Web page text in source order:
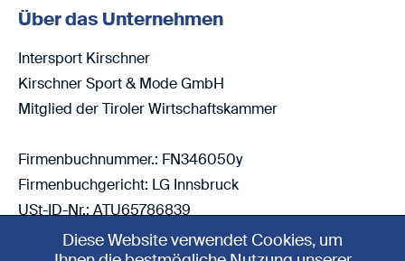
Über das Unternehmen
Intersport Kirschner
Kirschner Sport & Mode GmbH
Mitglied der Tiroler Wirtschaftskammer
Firmenbuchnummer.: FN346050y
Firmenbuchgericht: LG Innsbruck
USt-ID-Nr.: ATU65786839
Diese Website verwendet Cookies, um